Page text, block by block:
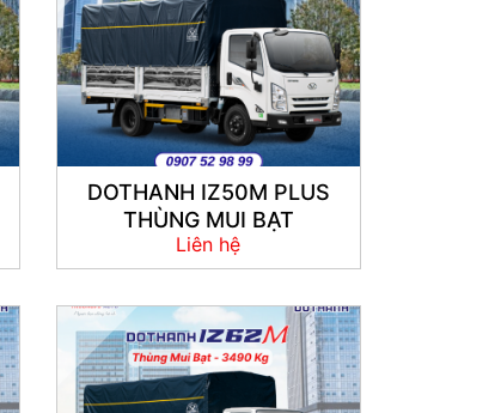
DOTHANH IZ50M PLUS
THÙNG MUI BẠT
Liên hệ